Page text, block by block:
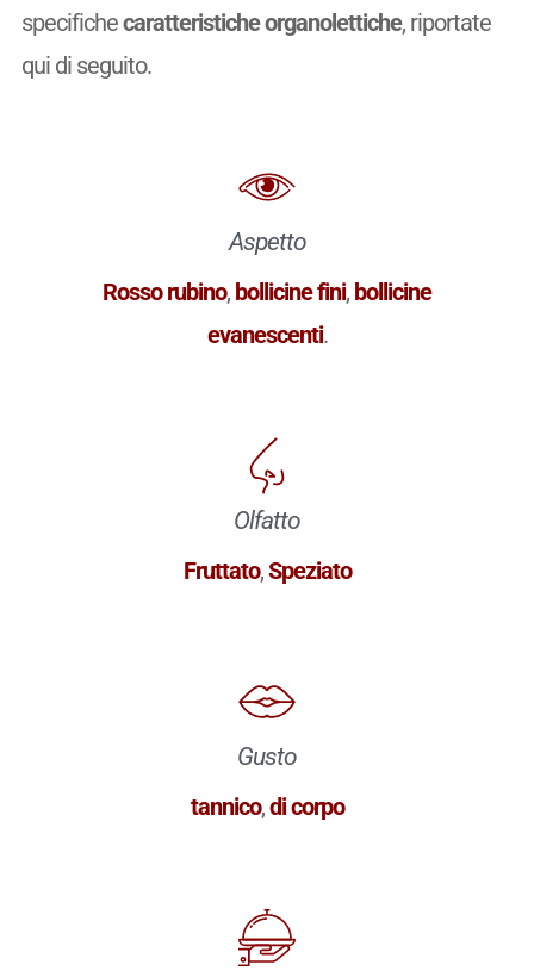
specifichecaratteristiche organolettiche, riportate
qui di seguito.
Aspetto
Rosso rubino, bollicine fini, bollicine
evanescenti.
Olfatto
Fruttato,Speziato
Gusto
tannico,di corpo